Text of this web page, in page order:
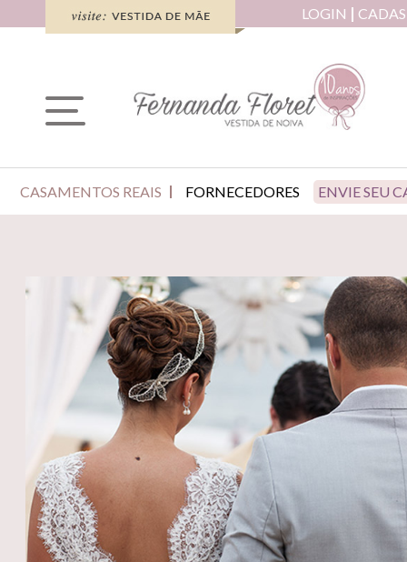
LOGIN
CASAMENTOS REAIS FORNECEDORES ENVIE SEU